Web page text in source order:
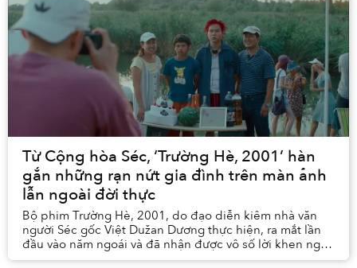
Từ Cộng hòa Séc, ‘Trường Hè, 2001’ hàn
gắn những rạn nứt gia đình trên màn ảnh
lẫn ngoài đời thực
Bộ phim Trường Hè, 2001, do đạo diễn kiêm nhà văn
người Séc gốc Việt Dužan Dương thực hiện, ra mắt lần
đầu vào năm ngoái và đã nhận được vô số lời khen ngợi
từ giới phê bình tại Cộng hòa Séc cũng như ...